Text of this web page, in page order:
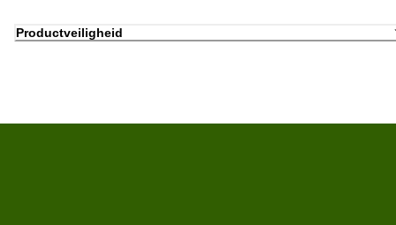
Productveiligheid